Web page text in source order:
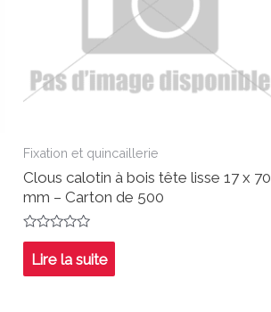
Fixation et quincaillerie
Clous calotin à bois tête lisse 17 x 70
mm – Carton de 500
Note
sur
5
Lire la suite